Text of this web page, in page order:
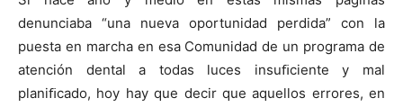
denunciaba “una nueva oportunidad perdida” con la
puesta en marcha en esa Comunidad de un programa de
atención dental a todas luces insuﬁciente y mal
planiﬁcado, hoy hay que decir que aquellos errores, en